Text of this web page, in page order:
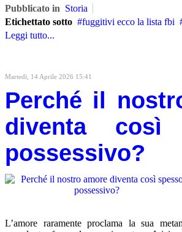
Pubblicato in Storia
Etichettato sotto
fuggitivi ecco la lista fbi
Leggi tutto...
Martedì, 14 Aprile 2026 15:41
Perché il
diventa così
possessivo?
L’amore raramente proclama la sua